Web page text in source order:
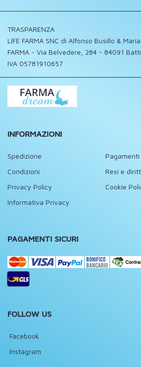
TRASPARENZA
LIFE FARMA SNC di Alfonso Busillo &
FARMA - Via Belvedere, 284 - 84091
IVA 05781910657
INFORMAZIONI
Spedizione
Pagamenti
Condizioni
Resi e
Privacy Policy
Cookie
Informativa Privacy
PAGAMENTI SICURI
FOLLOW US
Facebook
Instagram